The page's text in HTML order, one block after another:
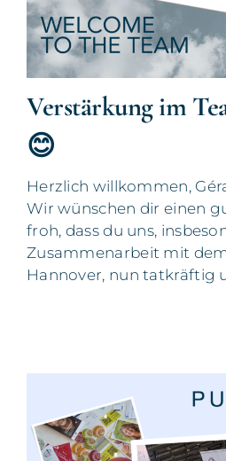
Verstärkung im
😊
Herzlich willkommen,
Wir wünschen dir einen
froh, dass du uns,
Zusammenarbeit mit
Hannover, nun tatkräftig